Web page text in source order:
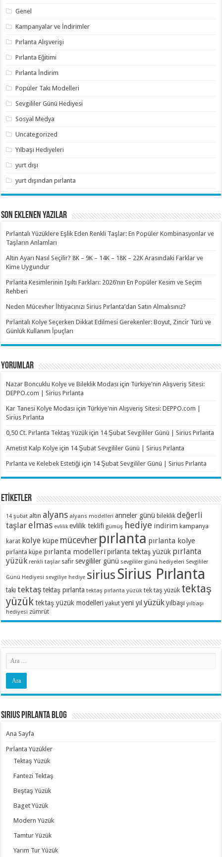
Genel
Kampanyalar ve İndirimler
Pırlanta Alışverişi
Pırlanta Eğitimi
Pırlanta İndirim
Popüler Takı Modelleri
Sevgililer Günü Hediyesi
Sosyal Medya
Uncategorized
Yılbaşı Hediyeleri
yurt dışı
yurt dışından pırlanta
SON EKLENEN YAZILAR
Pırlantalı Yüzüklere Eşlik Eden Renkli Taşlar: En Popüler Kombinasyonlar ve
Taşların Anlamları
Altın Ayarı Nasıl Seçilir? 8K – 9K – 14K – 18K – 22K Arasındaki Farklar ve
Kime Uygundur
Pırlanta Kesimlerinin Işıltı Farkları: 2026’nın En Popüler Kesim ve Seçim
Rehberi
Neden Mücevher İhtiyacınızı Sirius Pırlanta’dan Satın Almalısınız?
Pırlantalı Kolye Seçerken Dikkat Edilmesi Gerekenler: Boyut, Zincir Türü ve
Günlük Kullanım İpuçları
YORUMLAR
Nazar Boncuklu Kolye ve Bileklik Modası için Türkiye'nin Alışveriş Sitesi:
DEPPO.com | Sirius Pırlanta
Kar Tanesi Kolye Modası için Türkiye'nin Alışveriş Sitesi: DEPPO.com |
Sirius Pırlanta
0,50 Ct. Pırlanta Tektaş Yüzük için 14 Şubat Sevgililer Günü | Sirius Pırlanta
Ametist Kalp Kolye için 14 Şubat Sevgililer Günü | Sirius Pırlanta
Pırlanta ve Kelebek Estetiği için 14 Şubat Sevgililer Günü | Sirius Pırlanta
ETİKETLER
14 şubat altın alyans alyans modelleri anneler günü bileklik değerli
taşlar elmas evlilik evlilik teklifi gümüş hediye indirim kampanya
karat kolye küpe mücevher pırlanta pırlanta kolye
pırlanta küpe pırlanta modelleri pırlanta tektaş yüzük pırlanta
yüzük renkli taşlar safir sevgililer günü sevgililer günü hediyeleri Sevgililer
Günü Hediyesi sevgiliye hediye siriusSirius Pırlanta
takı tektaş tektaş pırlanta tektaş pırlanta yüzük tek taş yüzük tektaş
yüzük tektaş yüzük modelleri yakut yeni yıl yüzük yılbaşı yılbaşı
hediyesi zümrüt
Sirius Pırlanta Blog
Ana Sayfa
Pırlanta Yüzükler
Tektaş Yüzük
Fantezi Tektaş
Beştaş Yüzük
Baget Yüzük
Modern Yüzük
Tamtur Yüzük
Yarım Tur Yüzük